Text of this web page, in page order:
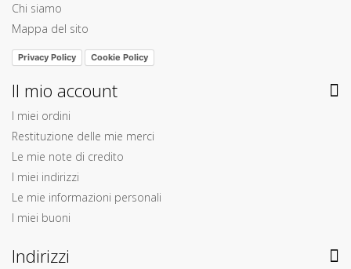
Chi siamo
Mappa del sito
Privacy Policy Cookie Policy
Il mio account
I miei ordini
Restituzione delle mie merci
Le mie note di credito
I miei indirizzi
Le mie informazioni personali
I miei buoni
Indirizzi